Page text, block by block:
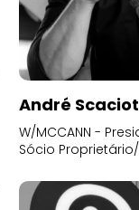
André
W/MCCANN -
Sócio